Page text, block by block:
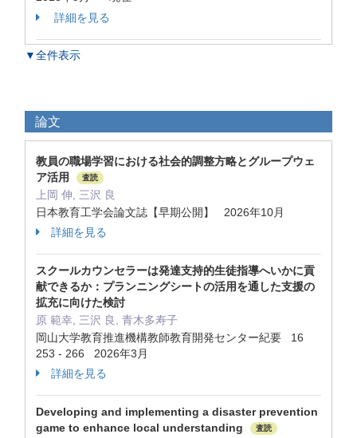
詳細を見る
▼全件表示
論文
教員の職場学習における社会的調整方略とグループウェ
ア活用
査読
上岡 伸, 三沢 良
日本教育工学会論文誌【早期公開】 2026年10月
詳細を見る
スクールカウンセラーは発達支持的生徒指導へいかに貢
献できるか：プランニングシートの活用を通した支援の
拡充に向けた検討
原 範幸, 三沢 良, 青木多寿子
岡山大学教育推進機構教師教育開発センター紀要 16
253 - 266 2026年3月
詳細を見る
Developing and implementing a disaster prevention
game to enhance local understanding
査読